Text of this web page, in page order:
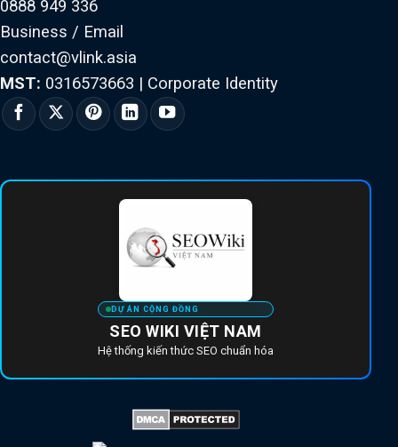
0888 949 336
Business / Email
contact@vlink.asia
MST: 0316573663 | Corporate Identity
DỰ ÁN CỘNG ĐỒNG
SEO WIKI VIỆT NAM
Hệ thống kiến thức SEO chuẩn hóa